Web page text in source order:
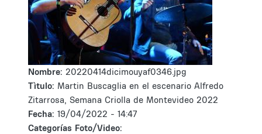
Nombre: 20220414dicimouyaf0346.jpg
Tìtulo: Martin Buscaglia en el escenario Alfredo
Zitarrosa, Semana Criolla de Montevideo 2022
Fecha: 19/04/2022 - 14:47
Categorías Foto/Video: